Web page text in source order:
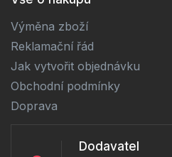
Výměna zboží
Reklamační řád
Jak vytvořit objednávku
Obchodní podmínky
Doprava
Dodavatel